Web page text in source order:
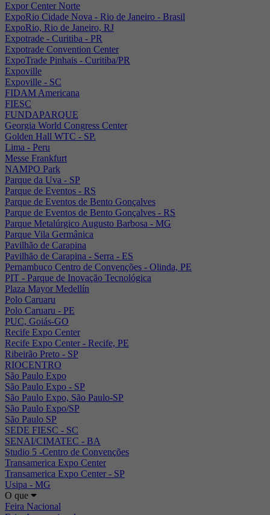
Expor Center Norte
ExpoRio Cidade Nova - Rio de Janeiro - Brasil
ExpoRio, Rio de Janeiro, RJ
Expotrade - Curitiba - PR
Expotrade Convention Center
ExpoTrade Pinhais - Curitiba/PR
Expoville
Expoville - SC
FIDAM Americana
FIESC
FUNDAPARQUE
Georgia World Congress Center
Golden Hall WTC - SP.
Lima - Peru
Messe Frankfurt
NAMPO Park
Parque da Uva - SP
Parque de Eventos - RS
Parque de Eventos de Bento Gonçalves
Parque de Eventos de Bento Gonçalves - RS
Parque Metalúrgico Augusto Barbosa - MG
Parque Vila Germânica
Pavilhão de Carapina
Pavilhão de Carapina - Serra - ES
Pernambuco Centro de Convenções - Olinda, PE
PIT - Parque de Inovação Tecnológica
Plaza Mayor Medellín
Polo Caruaru
Polo Caruaru - PE
PUC, Goiás-GO
Recife Expo Center
Recife Expo Center - Recife, PE
Ribeirão Preto - SP
RIOCENTRO
São Paulo Expo
São Paulo Expo - SP
São Paulo Expo, São Paulo-SP
São Paulo Expo/SP
São Paulo SP
SEDE FIESC - SC
SENAI/CIMATEC - BA
Studio 5 -Centro de Convenções
Transamerica Expo Center
Transamerica Expo Center - SP
Usipa - MG
O que
Feira Nacional